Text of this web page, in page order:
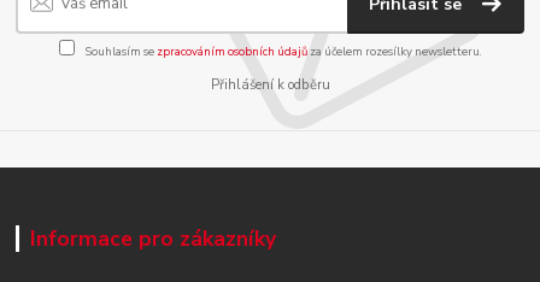
Souhlasím se zpracováním osobních údajůza účelem rozesílky newsletteru.
Přihlášení k odběru
Informace pro zákazníky